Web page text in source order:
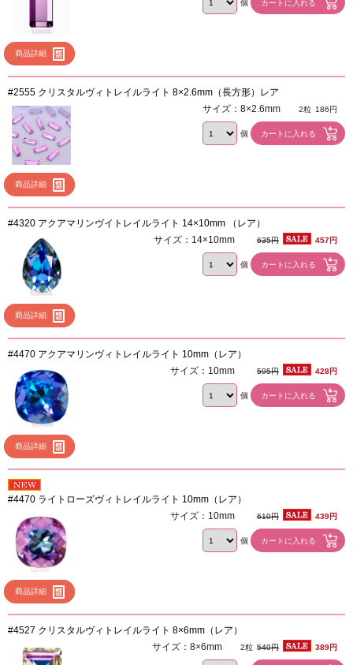
商品詳細
個
#2555 クリスタルヴィトレイルライト 8×2.6mm（長方形）レア
商品詳細
サイズ：8×2.6mm 2粒 186円
個
#4320 アクアマリンヴイトレイルライト 14×10mm （レア）
商品詳細
サイズ：14×10mm 635円 457円
個
#4470 アクアマリンヴィトレイルライト 10mm（レア）
商品詳細
サイズ：10mm 595円 428円
個
#4470 ライトローズヴィトレイルライト 10mm（レア）
商品詳細
サイズ：10mm 610円 439円
個
#4527 クリスタルヴィトレイルライト 8×6mm（レア）
サイズ：8×6mm
2粒 540円 389円